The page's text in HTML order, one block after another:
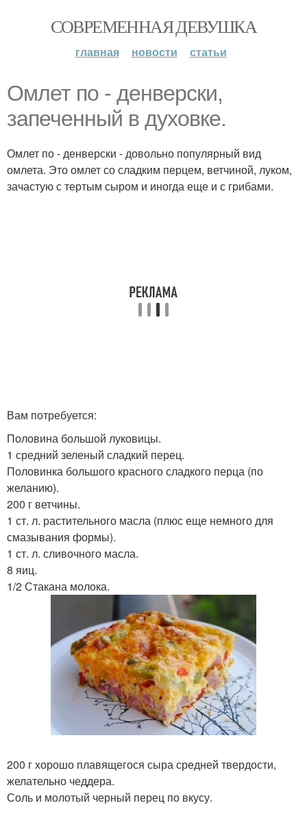
СОВРЕМЕННАЯ ДЕВУШКА
главная новости статьи
Омлет по - денверски,
запеченный в духовке.
Омлет по - денверски - довольно популярный вид
омлета. Это омлет со сладким перцем, ветчиной, луком,
зачастую с тертым сыром и иногда еще и с грибами.
Вам потребуется:
Половина большой луковицы.
1 средний зеленый сладкий перец.
Половинка большого красного сладкого перца (по
желанию).
200 г ветчины.
1 ст. л. растительного масла (плюс еще немного для
смазывания формы).
1 ст. л. сливочного масла.
8 яиц.
1/2 Стакана молока.
200 г хорошо плавящегося сыра средней твердости,
желательно чеддера.
Соль и молотый черный перец по вкусу.